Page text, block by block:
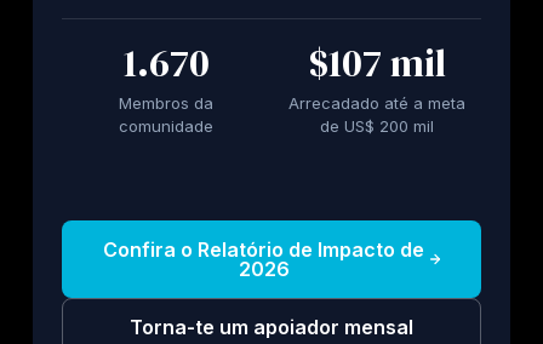
1.670
Membros da
comunidade
$107 mil
Arrecadado até a meta
de US$ 200 mil
Confira o Relatório de Impacto de
2026
Torna-te um apoiador mensal